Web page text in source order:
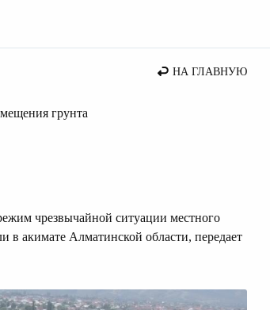
НА ГЛАВНУЮ
грунта
чрезвычайной ситуации местного
в акимате Алматинской области, передает